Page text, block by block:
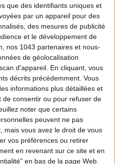
que des identifiants uniques et
par un appareil pour des
des mesures de publicité
et le développement de
nos 1043 partenaires et nous-
de géolocalisation
d'appareil. En cliquant, vous
décrits précédemment. Vous
informations plus détaillées et
consentir ou pour refuser de
noter que certains
peuvent ne pas
mais vous avez le droit de vous
vos préférences ou retirer
en revenant sur ce site et en
en bas de la page Web.
LA PISCINE AUTOUR DE PARIS ?